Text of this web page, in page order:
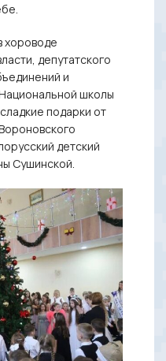
хороводе
депутатского
и
школы
подарки от
детский
Сушинской.